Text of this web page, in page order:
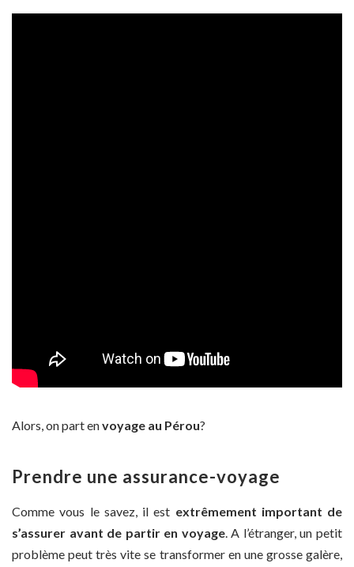
Alors, on part envoyage au Pérou?
Prendre une assurance-voyage
Comme vous le savez, il est extrêmement important de
s’assurer avant de partir en voyage. A l’étranger, un petit
problème peut très vite se transformer en une grosse galère,